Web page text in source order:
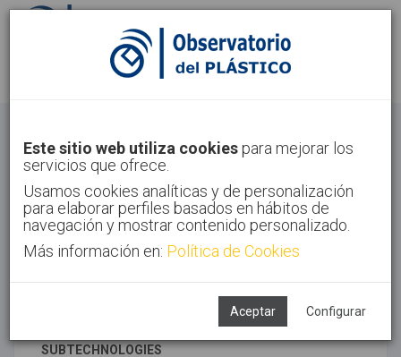
Sign in Sign up
Home Trends Circular Economy
Este sitio web utiliza cookies para mejorar los
servicios que ofrece.
Usamos cookies analíticas y de personalización
para elaborar perfiles basados en hábitos de
navegación y mostrar contenido personalizado.
Más información en: Política de Cookies
Aceptar Configurar
ASSOCIATED TECHNOLOGIES
SUBTECHNOLOGIES